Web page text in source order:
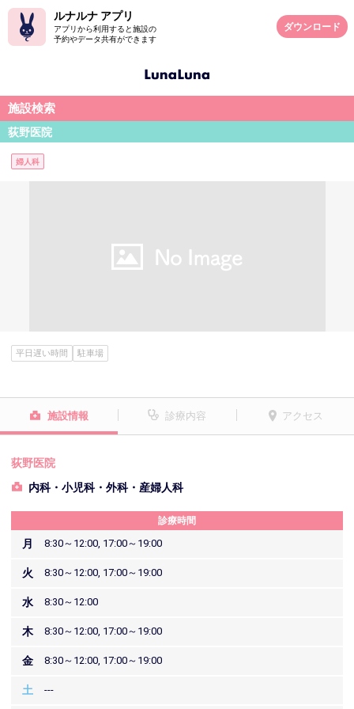
ルナルナ アプリ
アプリから利用すると施設の
予約やデータ共有ができます
ダウンロード
施設検索
荻野医院
婦人科
平日遅い時間 駐車場
施設情報 診療内容 アクセス
荻野医院
内科・小児科・外科・産婦人科
診療時間
月 8:30～12:00, 17:00～19:00
火 8:30～12:00, 17:00～19:00
水 8:30～12:00
木 8:30～12:00, 17:00～19:00
金 8:30～12:00, 17:00～19:00
土 ---